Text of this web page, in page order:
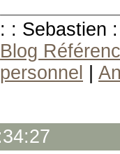
: : Sebastien
Blog
personnel